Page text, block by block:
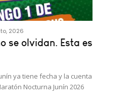
2026
se olvidan. Esta es
ya tiene fecha y la cuenta
Nocturna Junín 2026